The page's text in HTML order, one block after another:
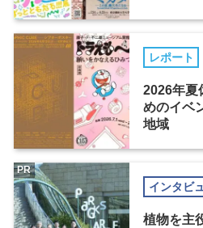
レポート
2026年夏
めのイベ
地域
インタビ
植物を主
PR